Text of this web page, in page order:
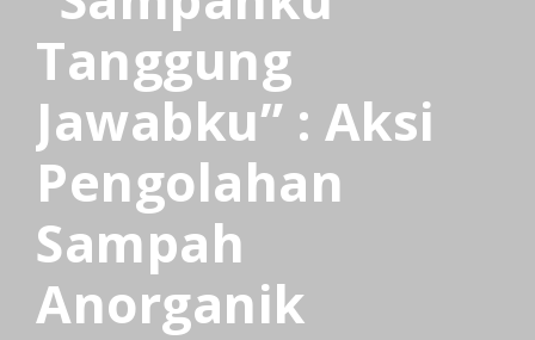
Tanggung
Jawabku” : Aksi
Pengolahan
Sampah
Anorganik